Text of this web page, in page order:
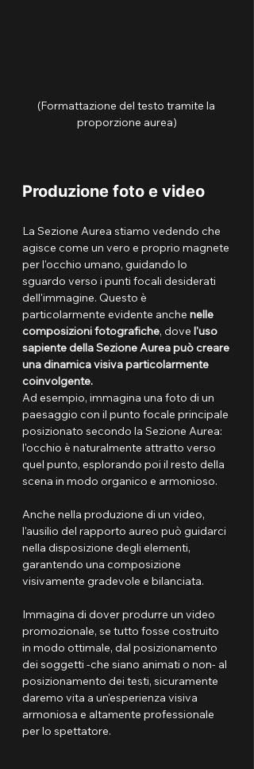
(Formattazione del testo tramite la
proporzione aurea)
Produzione foto e video
La Sezione Aurea stiamo vedendo che
agisce come un vero e proprio magnete
per l'occhio umano, guidando lo
sguardo verso i punti focali desiderati
dell'immagine. Questo è
particolarmente evidente anche nelle
composizioni fotografiche, dove l'uso
sapiente della Sezione Aurea può creare
una dinamica visiva particolarmente
coinvolgente.
Ad esempio, immagina una foto di un
paesaggio con il punto focale principale
posizionato secondo la Sezione Aurea:
l'occhio è naturalmente attratto verso
quel punto, esplorando poi il resto della
scena in modo organico e armonioso.
Anche nella produzione di un video,
l'ausilio del rapporto aureo può guidarci
nella disposizione degli elementi,
garantendo una composizione
visivamente gradevole e bilanciata.
Immagina di dover produrre un video
promozionale, se tutto fosse costruito
in modo ottimale, dal posizionamento
dei soggetti -che siano animati o non- al
posizionamento dei testi, sicuramente
daremo vita a un'esperienza visiva
armoniosa e altamente professionale
per lo spettatore.